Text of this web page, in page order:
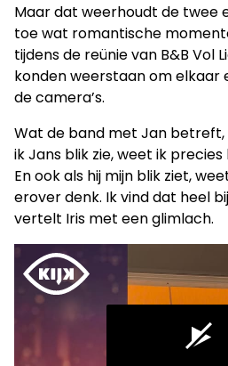
Maar dat weerhoudt de twee
toe wat romantische
tijdens de reünie van B&B Vol
konden weerstaan om elkaar
de camera’s.
Wat de band met Jan betreft,
ik Jans blik zie, weet ik
En ook als hij mijn blik ziet,
erover denk. Ik vind dat heel
vertelt Iris met een glimlach.